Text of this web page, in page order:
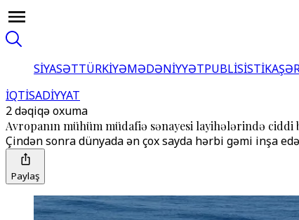
SİYASƏTTÜRKİYƏMƏDƏNİYYƏTPUBLİSİSTİKA
İQTİSADİYYAT
2 dəqiqə oxuma
Avropanın mühüm müdafiə sənayesi layihələrində
Çindən sonra dünyada ən çox sayda hərbi gəmi inşa
Paylaş